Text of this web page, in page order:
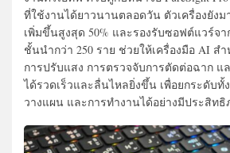
ที่ใช้งานได้ยาวนานตลอดวัน ตัวเครื่องยัง
เพิ่มขึ้นสูงสุด 50% และรองรับซอฟต์แวร์จ
ชั้นนำกว่า 250 ราย ช่วยให้เครื่องมือ AI ส
การปรับแสง การตรวจจับการตัดต่อฉาก แ
ได้รวดเร็วและลื่นไหลยิ่งขึ้น เพื่อยกระดับทั้
วางแผน และการทำงานได้อย่างมีประสิทธิ